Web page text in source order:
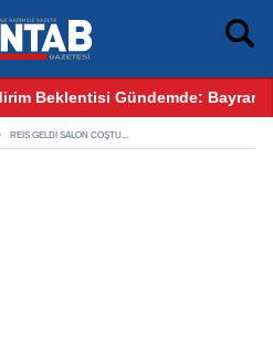
Beklentisi Gündemde:
REIS GELDI SALON COŞTU...